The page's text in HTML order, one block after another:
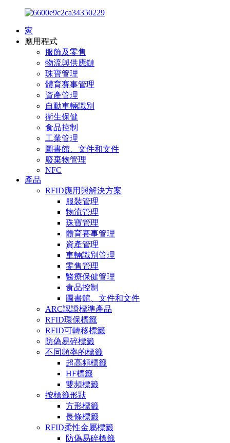
家
應用程式
服飾及零售
物流與供應鏈
珠寶管理
體育賽事管理
資產管理
自動車輛識別
衛生保健
食品控制
工業管理
圖書館、文件和文件
廢棄物管理
NFC
產品
RFID應用與解決方案
服裝管理
物流管理
珠寶管理
體育賽事管理
資產管理
車輛識別管理
零售管理
醫療保健管理
食品控制
圖書館、文件和文件
ARC認證標準產品
RFID環保標籤
RFID可轉移標籤
防偽易碎標籤
不同頻率的標籤
超高頻標籤
HF標籤
雙頻標籤
按標籤形狀
方形標籤
長條標籤
RFID柔性金屬標籤
防偽易碎標籤